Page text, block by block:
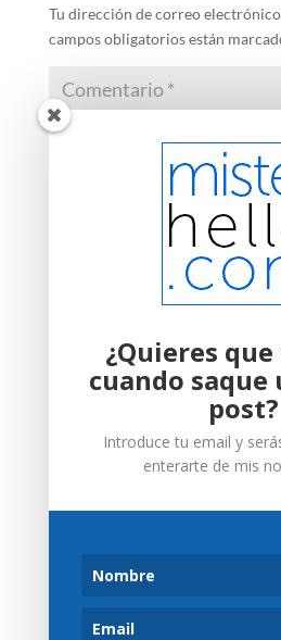
Tu dirección de correo
campos obligatorios están
¿Quieres
cuando saque
post?
Introduce tu email y
enterarte de mis